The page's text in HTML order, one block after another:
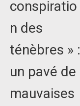
conspiratio
n des
ténèbres » :
un pavé de
mauvaises